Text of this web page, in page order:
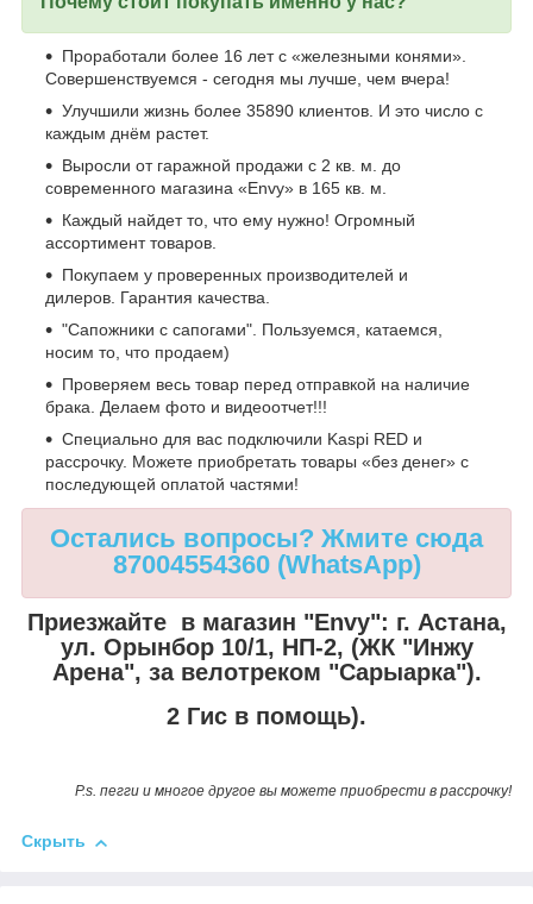
Проработали более 16 лет с «железными конями».
Совершенствуемся - сегодня мы лучше, чем вчера!
Улучшили жизнь более 35890 клиентов. И это число с
каждым днём растет.
Выросли от гаражной продажи с 2 кв. м. до
современного магазина «Envy» в 165 кв. м.
Каждый найдет то, что ему нужно! Огромный
ассортимент товаров.
Покупаем у проверенных производителей и
дилеров. Гарантия качества.
"Сапожники с сапогами". Пользуемся, катаемся,
носим то, что продаем)
Проверяем весь товар перед отправкой на наличие
брака. Делаем фото и видеоотчет!!!
Специально для вас подключили Kaspi RED и
рассрочку. Можете приобретать товары «без денег» с
последующей оплатой частями!
Остались вопросы? Жмите сюда
87004554360 (WhatsApp)
Приезжайте в магазин "Envy": г. Астана,
ул. Орынбор 10/1, НП-2, (ЖК "Инжу
Арена", за велотреком "Сарыарка").
2 Гис в помощь).
P.s. пегги и многое другое вы можете приобрести в рассрочку!
Скрыть